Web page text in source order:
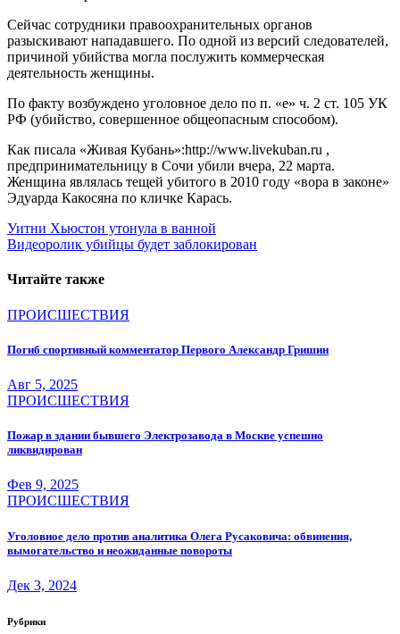
Сейчас сотрудники правоохранительных органов
разыскивают нападавшего. По одной из версий следователей,
причиной убийства могла послужить коммерческая
деятельность женщины.
По факту возбуждено уголовное дело по п. «е» ч. 2 ст. 105 УК
РФ (убийство, совершенное общеопасным способом).
Как писала «Живая Кубань»:http://www.livekuban.ru ,
предпринимательницу в Сочи убили вчера, 22 марта.
Женщина являлась тещей убитого в 2010 году «вора в законе»
Эдуарда Какосяна по кличке Карась.
Навигация
по
записям
Уитни Хьюстон утонула в ванной
Видеоролик убийцы будет заблокирован
Читайте также
ПРОИСШЕСТВИЯ
Погиб спортивный комментатор Первого Александр Гришин
Авг 5, 2025
ПРОИСШЕСТВИЯ
Пожар в здании бывшего Электрозавода в Москве успешно
ликвидирован
Фев 9, 2025
ПРОИСШЕСТВИЯ
Уголовное дело против аналитика Олега Русаковича: обвинения,
вымогательство и неожиданные повороты
Дек 3, 2024
Рубрики